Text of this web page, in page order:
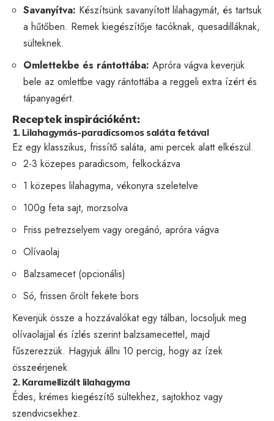
Savanyítva: Készítsünk savanyított lilahagymát, és tartsuk
a hűtőben. Remek kiegészítője tacóknak, quesadilláknak,
sülteknek.
Omlettekbe és rántottába: Apróra vágva keverjük
bele az omlettbe vagy rántottába a reggeli extra ízért és
tápanyagért.
Receptek inspirációként:
1. Lilahagymás-paradicsomos saláta fetával
Ez egy klasszikus, frissítő saláta, ami percek alatt elkészül.
2-3 közepes paradicsom, felkockázva
1 közepes lilahagyma, vékonyra szeletelve
100g feta sajt, morzsolva
Friss petrezselyem vagy oregánó, apróra vágva
Olívaolaj
Balzsamecet (opcionális)
Só, frissen őrölt fekete bors
Keverjük össze a hozzávalókat egy tálban, locsoljuk meg
olívaolajjal és ízlés szerint balzsamecettel, majd
fűszerezzük. Hagyjuk állni 10 percig, hogy az ízek
összeérjenek.
2. Karamellizált lilahagyma
Édes, krémes kiegészítő sültekhez, sajtokhoz vagy
szendvicsekhez.